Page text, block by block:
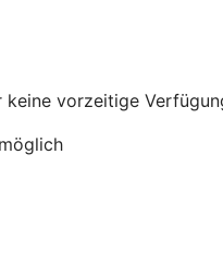
vorzeitige